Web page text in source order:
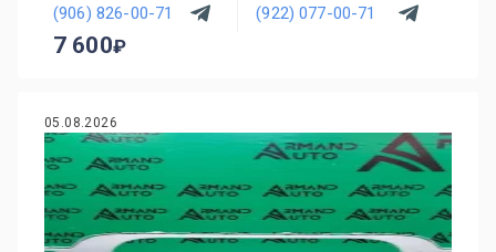
(906) 826-00-71 (922) 077-00-71
7 600
05.08.2026